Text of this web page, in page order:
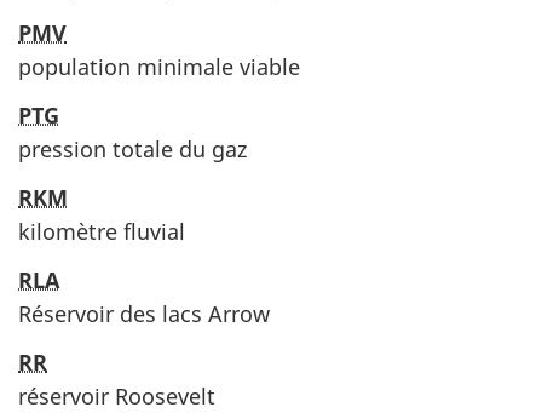
PMV
population minimale viable
PTG
pression totale du gaz
RKM
kilomètre fluvial
RLA
Réservoir des lacs Arrow
RR
réservoir Roosevelt